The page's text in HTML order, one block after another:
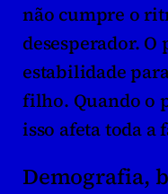
não cumpre o
desesperador. O
estabilidade
filho. Quando o
isso afeta toda a
Demografia,